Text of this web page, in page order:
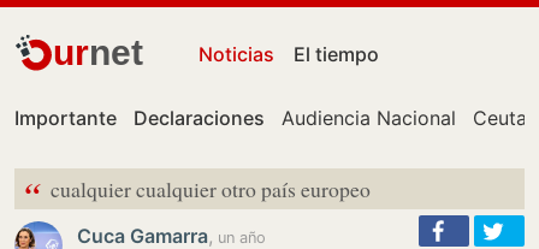
urnet Noticias El tiempo
Importante Declaraciones Audiencia Nacional Ceuta
“ cualquier cualquier otro país europeo
Cuca Gamarra, un año